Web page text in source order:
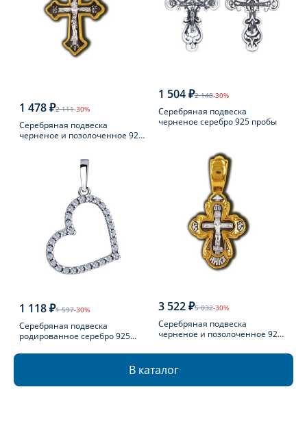
1 478 ₽2 111-30%
Серебряная подвеска
черненое и позолоченное 925
1 504 ₽2 148-30%
Серебряная подвеска
черненое серебро 925 пробы
1 118 ₽1 597-30%
Серебряная подвеска
родированное серебро 925
3 522 ₽5 032-30%
Серебряная подвеска
черненое и позолоченное 925
В каталог